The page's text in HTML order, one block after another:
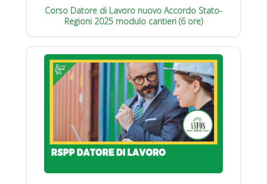
Corso Datore di Lavoro nuovo Accordo Stato-
Regioni 2025 modulo cantieri (6 ore)